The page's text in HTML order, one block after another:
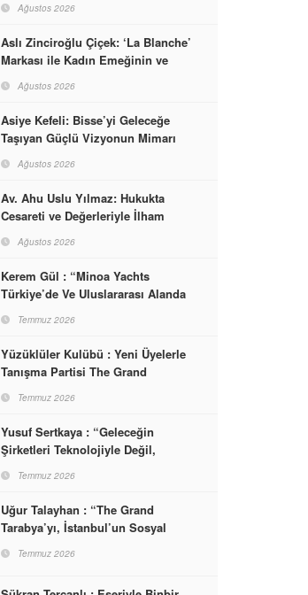
Dünyasına İmzalarını Attılar
Ağustos 2026
Aslı Zinciroğlu Çiçek: ‘La Blanche’
Markası ile Kadın Emeğinin ve
Başarabileceğinin En Güzel
Örneğini Sunuyor
Ağustos 2026
Asiye Kefeli: Bisse’yi Geleceğe
Taşıyan Güçlü Vizyonun Mimarı
Ağustos 2026
Av. Ahu Uslu Yılmaz: Hukukta
Cesareti ve Değerleriyle İlham
Ağustos 2026
Kerem Gül : “Minoa Yachts
Türkiye’de Ve Uluslararası Alanda
Markası Olacak”
Temmuz 2026
Yüzüklüler Kulübü : Yeni Üyelerle
Tanışma Partisi The Grand
Temmuz 2026
Yusuf Sertkaya : “Geleceğin
Şirketleri Teknolojiyle Değil,
Temmuz 2026
Uğur Talayhan : “The Grand
Tarabya’yı, İstanbul’un Sosyal
Destinasyon Haline Getirmeyi
Temmuz 2026